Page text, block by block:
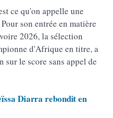
ce qu'on appelle une
son entrée en matière
2026, la sélection
d'Afrique en titre, a
le score sans appel de
Diarra rebondit en